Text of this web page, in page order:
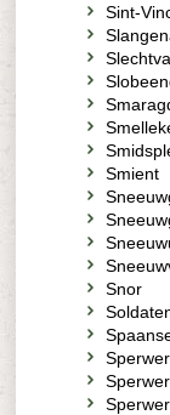
Sint-
Smient
Snor
Sperwer